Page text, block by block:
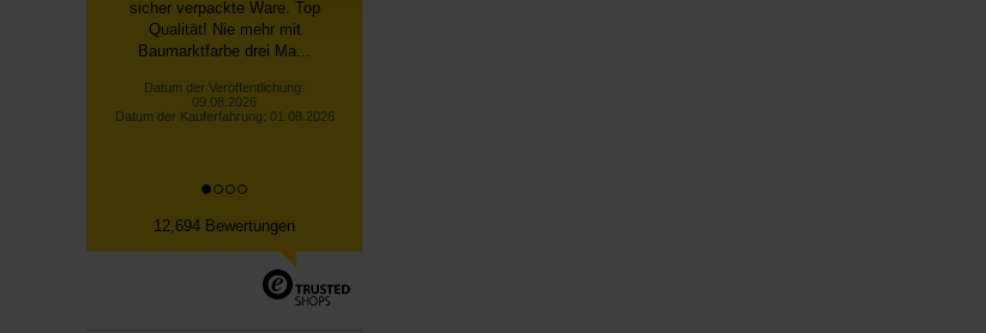
Datum der Veröffentlichung:
08.08.2026
Datum der Kauferfahrung: 28.07.2026
12,694 Bewertungen